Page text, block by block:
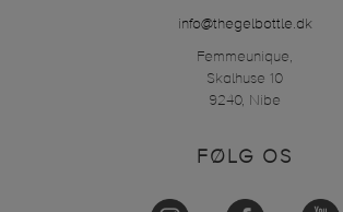
info@thegelbottle.dk
Femmeunique,
Skalhuse 10
9240, Nibe
FØLG OS